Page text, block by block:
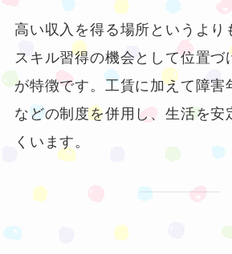
高い収入を得る場所というより
スキル習得の機会として位置づ
が特徴です。工賃に加えて障害
などの制度を併用し、生活を安
くいます。